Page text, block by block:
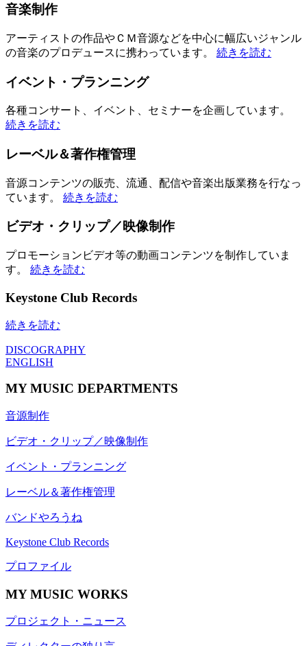
音楽制作
アーティストの作品やＣＭ音源などを中心に幅広いジャンル
の音楽のプロデュースに携わっています。 続きを読む
イベント・プランニング
各種コンサート、イベント、セミナーを企画しています。
続きを読む
レーベル＆著作権管理
音源コンテンツの販売、流通、配信や音楽出版業務を行なっ
ています。 続きを読む
ビデオ・クリップ／映像制作
プロモーションビデオ等の動画コンテンツを制作していま
す。 続きを読む
Keystone Club Records
続きを読む
DISCOGRAPHY
ENGLISH
MY MUSIC DEPARTMENTS
音源制作
ビデオ・クリップ／映像制作
イベント・プランニング
レーベル＆著作権管理
バンドやろうね
Keystone Club Records
プロファイル
MY MUSIC WORKS
プロジェクト・ニュース